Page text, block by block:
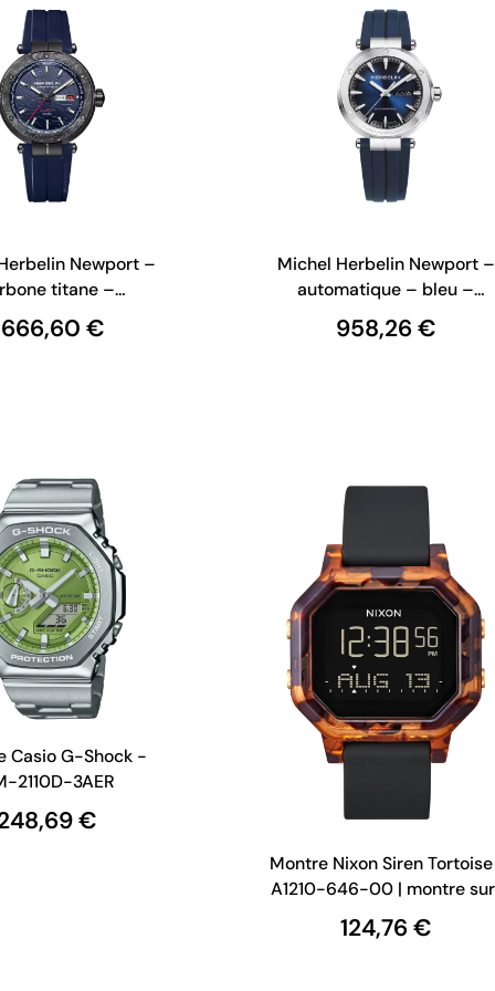
Newport –
titane –
– bleu –
666,60 €
Michel Herbelin Newport –
automatique – bleu –
1768A15CB
958,26 €
Casio G-Shock -
2110D-3AER
€
Montre Nixon Siren
A1210-646-00 | montre
124,76 €